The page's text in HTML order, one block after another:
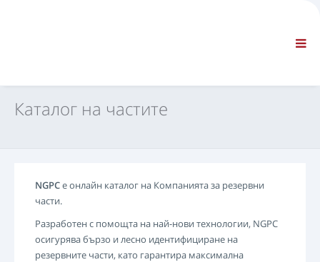
СТАНДАРТНА НАВИГАЦИЯ
СРОКОВЕ И УСЛОВИЯ
Каталог на частите
Графици за времето за ремонт/ оборудване
Специални инструменти
Каталог на частите
NGPCе онлайн каталог на Компанията за резервни
части.
Разработен с помощта на най-нови технологии, NGPC
осигурява бързо и лесно идентифициране на
резервните части, като гарантира максимална